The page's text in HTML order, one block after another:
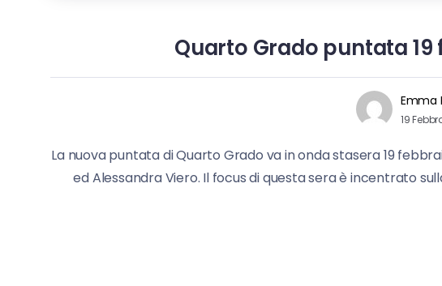
Quarto Grado puntata
Emma
19
La nuova puntata di Quarto Grado va in onda stasera 19
ed Alessandra Viero. Il focus di questa sera è incentrato